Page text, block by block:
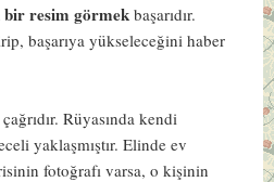
resim görmek başarıdır.
başarıya yükseleceğini haber
çağrıdır. Rüyasında kendi
yaklaşmıştır. Elinde ev
fotoğrafı varsa, o kişinin